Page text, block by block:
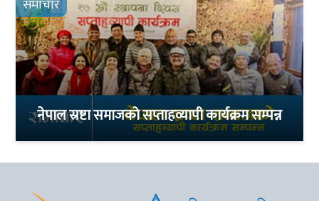
समाचार
नेपाल स्रष्टा समाजको सप्ताहव्यापी कार्यक्रम सम्पन्न